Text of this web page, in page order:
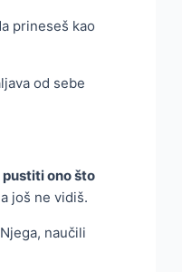
prineseš kao
od sebe
ono što
još ne vidiš.
naučili